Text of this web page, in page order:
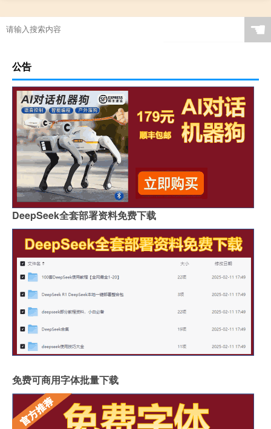
☚
公告
DeepSeek全套部署资料免费下载
免费可商用字体批量下载